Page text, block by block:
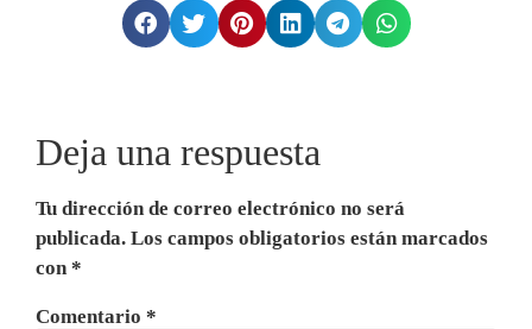
Deja una respuesta
Tu dirección de correo electrónico no será
publicada. Los campos obligatorios están marcados
con *
Comentario *